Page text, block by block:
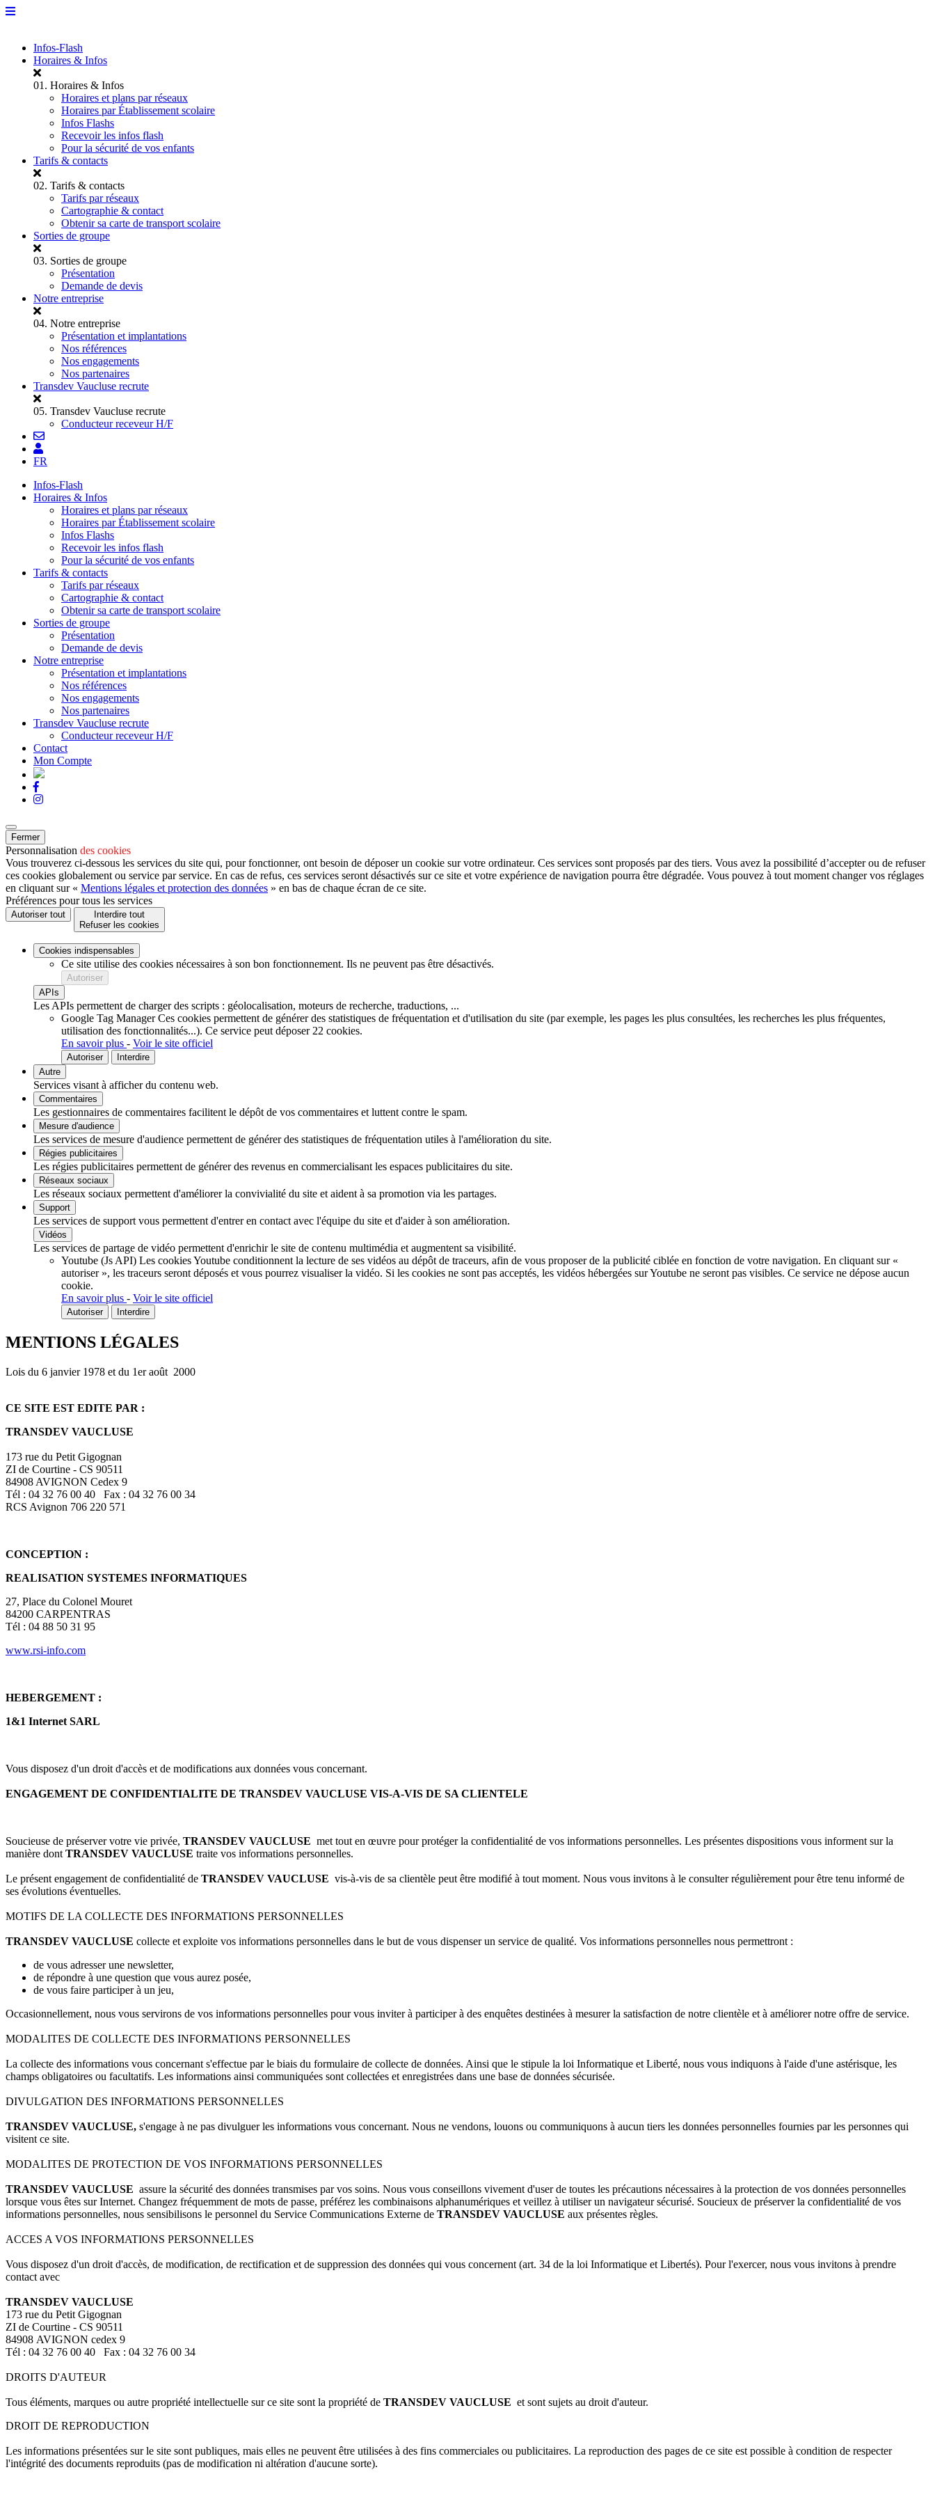
Infos-Flash
Horaires & Infos
01. Horaires & Infos
Horaires et plans par réseaux
Horaires par Établissement scolaire
Infos Flashs
Recevoir les infos flash
Pour la sécurité de vos enfants
Tarifs & contacts
02. Tarifs & contacts
Tarifs par réseaux
Cartographie & contact
Obtenir sa carte de transport scolaire
Sorties de groupe
03. Sorties de groupe
Présentation
Demande de devis
Notre entreprise
04. Notre entreprise
Présentation et implantations
Nos références
Nos engagements
Nos partenaires
Transdev Vaucluse recrute
05. Transdev Vaucluse recrute
Conducteur receveur H/F
FR
Infos-Flash
Horaires & Infos
Horaires et plans par réseaux
Horaires par Établissement scolaire
Infos Flashs
Recevoir les infos flash
Pour la sécurité de vos enfants
Tarifs & contacts
Tarifs par réseaux
Cartographie & contact
Obtenir sa carte de transport scolaire
Sorties de groupe
Présentation
Demande de devis
Notre entreprise
Présentation et implantations
Nos références
Nos engagements
Nos partenaires
Transdev Vaucluse recrute
Conducteur receveur H/F
Contact
Mon Compte
Fermer
Personnalisation des cookies
Vous trouverez ci-dessous les services du site qui, pour fonctionner, ont besoin de déposer un cookie sur votre ordinateur. Ces services sont proposés par des tiers. Vous avez la possibilité d’accepter ou de refuser
ces cookies globalement ou service par service. En cas de refus, ces services seront désactivés sur ce site et votre expérience de navigation pourra être dégradée. Vous pouvez à tout moment changer vos réglages
en cliquant sur « Mentions légales et protection des données » en bas de chaque écran de ce site.
Préférences pour tous les services
Autoriser tout
Interdire tout
Refuser les cookies
Cookies indispensables
Ce site utilise des cookies nécessaires à son bon fonctionnement. Ils ne peuvent pas être désactivés.
Autoriser
APIs
Les APIs permettent de charger des scripts : géolocalisation, moteurs de recherche, traductions, ...
Google Tag Manager Ces cookies permettent de générer des statistiques de fréquentation et d'utilisation du site (par exemple, les pages les plus consultées, les recherches les plus fréquentes,
utilisation des fonctionnalités...). Ce service peut déposer 22 cookies.
En savoir plus - Voir le site officiel
Autoriser
Interdire
Autre
Services visant à afficher du contenu web.
Commentaires
Les gestionnaires de commentaires facilitent le dépôt de vos commentaires et luttent contre le spam.
Mesure d'audience
Les services de mesure d'audience permettent de générer des statistiques de fréquentation utiles à l'amélioration du site.
Régies publicitaires
Les régies publicitaires permettent de générer des revenus en commercialisant les espaces publicitaires du site.
Réseaux sociaux
Les réseaux sociaux permettent d'améliorer la convivialité du site et aident à sa promotion via les partages.
Support
Les services de support vous permettent d'entrer en contact avec l'équipe du site et d'aider à son amélioration.
Vidéos
Les services de partage de vidéo permettent d'enrichir le site de contenu multimédia et augmentent sa visibilité.
Youtube (Js API) Les cookies Youtube conditionnent la lecture de ses vidéos au dépôt de traceurs, afin de vous proposer de la publicité ciblée en fonction de votre navigation. En cliquant sur «
autoriser », les traceurs seront déposés et vous pourrez visualiser la vidéo. Si les cookies ne sont pas acceptés, les vidéos hébergées sur Youtube ne seront pas visibles. Ce service ne dépose aucun
cookie.
En savoir plus - Voir le site officiel
Autoriser Interdire
MENTIONS LÉGALES
Lois du 6 janvier 1978 et du 1er août 2000
CE SITE EST EDITE PAR :
TRANSDEV VAUCLUSE
173 rue du Petit Gigognan
ZI de Courtine - CS 90511
84908 AVIGNON Cedex 9
Tél : 04 32 76 00 40 Fax : 04 32 76 00 34
RCS Avignon 706 220 571
CONCEPTION :
REALISATION SYSTEMES INFORMATIQUES
27, Place du Colonel Mouret
84200 CARPENTRAS
Tél : 04 88 50 31 95
www.rsi-info.com
HEBERGEMENT :
1&1 Internet SARL
Vous disposez d'un droit d'accès et de modifications aux données vous concernant.
ENGAGEMENT DE CONFIDENTIALITE DE TRANSDEV VAUCLUSE VIS-A-VIS DE SA CLIENTELE
Soucieuse de préserver votre vie privée, TRANSDEV VAUCLUSE met tout en œuvre pour protéger la confidentialité de vos informations personnelles. Les présentes dispositions vous informent sur la
manière dont TRANSDEV VAUCLUSE traite vos informations personnelles.
Le présent engagement de confidentialité de TRANSDEV VAUCLUSE vis-à-vis de sa clientèle peut être modifié à tout moment. Nous vous invitons à le consulter régulièrement pour être tenu informé de
ses évolutions éventuelles.
MOTIFS DE LA COLLECTE DES INFORMATIONS PERSONNELLES
TRANSDEV VAUCLUSE collecte et exploite vos informations personnelles dans le but de vous dispenser un service de qualité. Vos informations personnelles nous permettront :
de vous adresser une newsletter,
de répondre à une question que vous aurez posée,
de vous faire participer à un jeu,
Occasionnellement, nous vous servirons de vos informations personnelles pour vous inviter à participer à des enquêtes destinées à mesurer la satisfaction de notre clientèle et à améliorer notre offre de service.
MODALITES DE COLLECTE DES INFORMATIONS PERSONNELLES
La collecte des informations vous concernant s'effectue par le biais du formulaire de collecte de données. Ainsi que le stipule la loi Informatique et Liberté, nous vous indiquons à l'aide d'une astérisque, les
champs obligatoires ou facultatifs. Les informations ainsi communiquées sont collectées et enregistrées dans une base de données sécurisée.
DIVULGATION DES INFORMATIONS PERSONNELLES
TRANSDEV VAUCLUSE, s'engage à ne pas divulguer les informations vous concernant. Nous ne vendons, louons ou communiquons à aucun tiers les données personnelles fournies par les personnes qui
visitent ce site.
MODALITES DE PROTECTION DE VOS INFORMATIONS PERSONNELLES
TRANSDEV VAUCLUSE assure la sécurité des données transmises par vos soins. Nous vous conseillons vivement d'user de toutes les précautions nécessaires à la protection de vos données personnelles
lorsque vous êtes sur Internet. Changez fréquemment de mots de passe, préférez les combinaisons alphanumériques et veillez à utiliser un navigateur sécurisé. Soucieux de préserver la confidentialité de vos
informations personnelles, nous sensibilisons le personnel du Service Communications Externe de TRANSDEV VAUCLUSE aux présentes règles.
ACCES A VOS INFORMATIONS PERSONNELLES
Vous disposez d'un droit d'accès, de modification, de rectification et de suppression des données qui vous concernent (art. 34 de la loi Informatique et Libertés). Pour l'exercer, nous vous invitons à prendre
contact avec
TRANSDEV VAUCLUSE
173 rue du Petit Gigognan
ZI de Courtine - CS 90511
84908 AVIGNON cedex 9
Tél : 04 32 76 00 40 Fax : 04 32 76 00 34
DROITS D'AUTEUR
Tous éléments, marques ou autre propriété intellectuelle sur ce site sont la propriété de TRANSDEV VAUCLUSE et sont sujets au droit d'auteur.
DROIT DE REPRODUCTION
Les informations présentées sur le site sont publiques, mais elles ne peuvent être utilisées à des fins commerciales ou publicitaires. La reproduction des pages de ce site est possible à condition de respecter
l'intégrité des documents reproduits (pas de modification ni altération d'aucune sorte).